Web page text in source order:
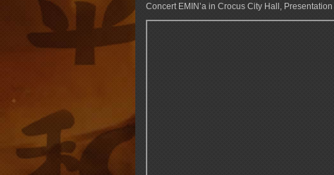
Concert EMIN’a in Crocus City Hall,